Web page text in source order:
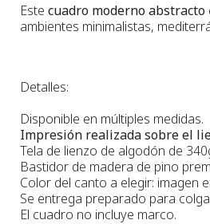
Este cuadro moderno abstracto
ambientes minimalistas,
Detalles:
Disponible en múltiples medidas.
Impresión realizada sobre el
Tela de lienzo de algodón de
Bastidor de madera de pino
Color del canto a elegir: imagen
Se entrega preparado para
El cuadro no incluye marco.